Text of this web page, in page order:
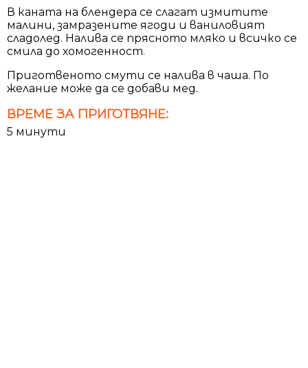
В каната на блендера се слагат измитите
малини, замразените ягоди и ваниловият
сладолед. Налива се прясното мляко и всичко се
смила до хомогенност.
Приготвеното смути се налива в чаша. По
желание може да се добави мед.
ВРЕМЕ ЗА ПРИГОТВЯНЕ:
5 минути